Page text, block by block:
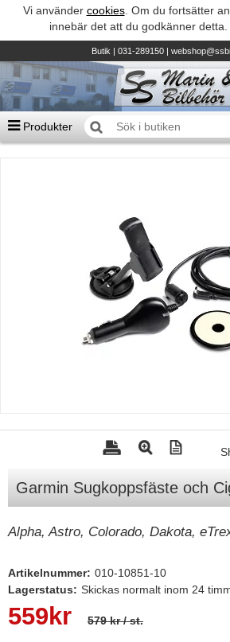
Vi använder cookies. Om du fortsätter
innebär det att du godkänner detta.
Butik| 031-289150 |
Produkter
Suzumar - Gummibåtar
Honda - Utombordare
HonWave - Gummibåtar
TK Trailer
Yanmar Servicedelar
Mercury Servicedelar
Garmin
Lowrance
Humminbird
Garmin Sugkoppsfäste och
Alpha, Astro, Colorado, Dakota,
Artikelnummer: 010-10851-10
Lagerstatus: Skickas normalt inom 24
559 kr 579 kr/ st.